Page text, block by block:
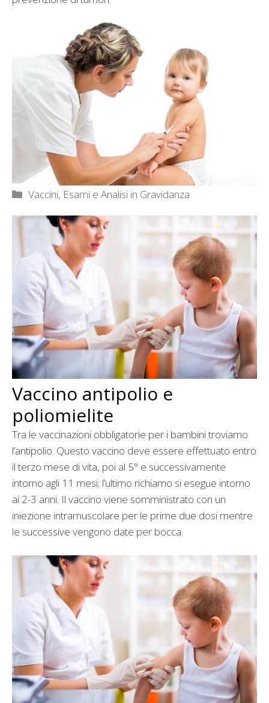
Categorie
Vaccini, Esami e Analisi in Gravidanza
Vaccino antipolio e
poliomielite
Tra le vaccinazioni obbligatorie per i bambini troviamo
l’antipolio. Questo vaccino deve essere effettuato entro
il terzo mese di vita, poi al 5° e successivamente
intorno agli 11 mesi; l’ultimo richiamo si esegue intorno
ai 2-3 anni. Il vaccino viene somministrato con un
iniezione intramuscolare per le prime due dosi mentre
le successive vengono date per bocca.